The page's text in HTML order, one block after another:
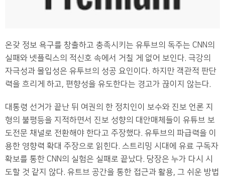
온갖 정보 욕구를 창출하고 충족시키는 유투브의 독주는 CNN의
실패와 넷플릭스의 적신호 속에서 거칠 게 없어 보인다. 극강의
자극성과 몰입성은 유투브의 성공 요인이다. 하지만 객관적 판단
력을 흐리게 하고, 편향성을 유도한다는 경고가 끊이지 않는다.
대통령 선거가 끝난 뒤 여권의 한 정치인이 보수와 진보 언론 지
형의 불평등을 지적하면서 진보 성향의 대안매체들이 유튜브 보
도전문 채널로 전환해야 한다고 주장했다. 유투브의 파급력을 이
용한 영향력 확대 주장으로 읽힌다. 스트리밍 시대에 유료 구독자
확보를 통한 CNN의 실험은 실패로 끝났다. 당장은 누가 다시 시
도할 것 같지 않다. 유트브 공간을 통한 접근과 활용, 그 쉬운 방법